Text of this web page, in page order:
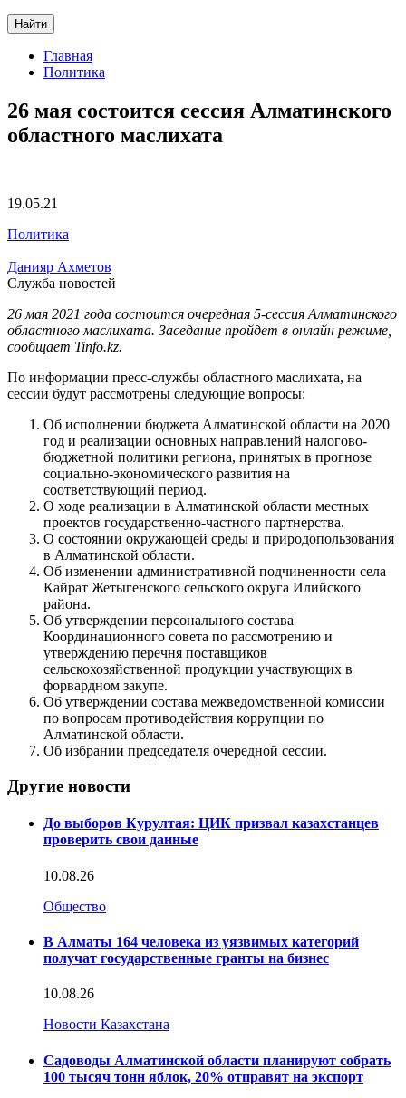
Найти
Главная
Политика
26 мая состоится сессия Алматинского
областного маслихата
19.05.21
Политика
Данияр Ахметов
Служба новостей
26 мая 2021 года состоится очередная 5-сессия Алматинского
областного маслихата. Заседание пройдет в онлайн режиме,
сообщает Tinfo.kz.
По информации пресс-службы областного маслихата, на
сессии будут рассмотрены следующие вопросы:
Об исполнении бюджета Алматинской области на 2020
год и реализации основных направлений налогово-
бюджетной политики региона, принятых в прогнозе
социально-экономического развития на
соответствующий период.
О ходе реализации в Алматинской области местных
проектов государственно-частного партнерства.
О состоянии окружающей среды и природопользования
в Алматинской области.
Об изменении административной подчиненности села
Кайрат Жетыгенского сельского округа Илийского
района.
Об утверждении персонального состава
Координационного совета по рассмотрению и
утверждению перечня поставщиков
сельскохозяйственной продукции участвующих в
форвардном закупе.
Об утверждении состава межведомственной комиссии
по вопросам противодействия коррупции по
Алматинской области.
Об избрании председателя очередной сессии.
Другие новости
До выборов Курултая: ЦИК призвал казахстанцев
проверить свои данные
10.08.26
Общество
В Алматы 164 человека из уязвимых категорий
получат государственные гранты на бизнес
10.08.26
Новости Казахстана
Садоводы Алматинской области планируют собрать
100 тысяч тонн яблок, 20% отправят на экспорт